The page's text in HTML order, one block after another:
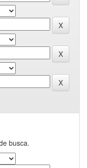
busca.